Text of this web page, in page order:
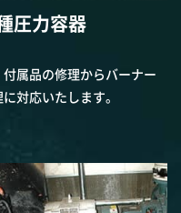
圧力容器
属品の修理からバーナー
対応いたします。